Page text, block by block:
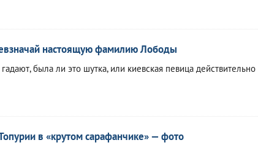
настоящую фамилию Лободы
была ли это шутка, или киевская певица
в «крутом сарафанчике» — фото